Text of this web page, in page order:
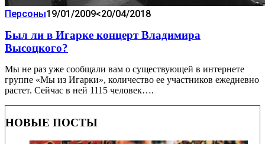
Персоны19/01/2009<20/04/2018
Был ли в Игарке концерт Владимира
Высоцкого?
Мы не раз уже сообщали вам о существующей в интернете
группе «Мы из Игарки», количество ее участников ежедневно
растет. Сейчас в ней 1115 человек….
НОВЫЕ ПОСТЫ